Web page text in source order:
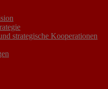
an die DSB/den DSB-
zur Weiterlagerung
5 in Rechnung gestellt.
können sich zur Erfüllung
bedienen. Die
ist hierfür nicht
dass sich der
noch in der
strategische Kooperationen